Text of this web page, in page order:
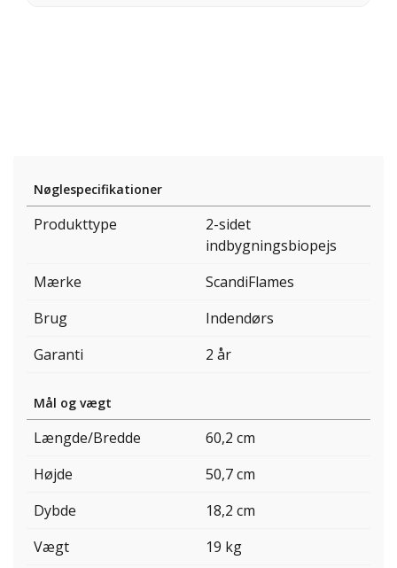
Nøglespecifikationer
Produkttype
2-sidet
indbygningsbiopejs
Mærke
ScandiFlames
Brug
Indendørs
Garanti
2 år
Mål og vægt
Længde/Bredde
60,2 cm
Højde
50,7 cm
Dybde
18,2 cm
Vægt
19 kg